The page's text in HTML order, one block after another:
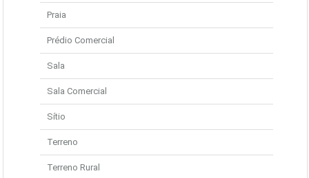
Praia
Prédio Comercial
Sala
Sala Comercial
Sítio
Terreno
Terreno Rural